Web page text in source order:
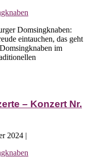
Domsingknaben:
eintauchen, das geht
im
– Konzert Nr.
2024 |